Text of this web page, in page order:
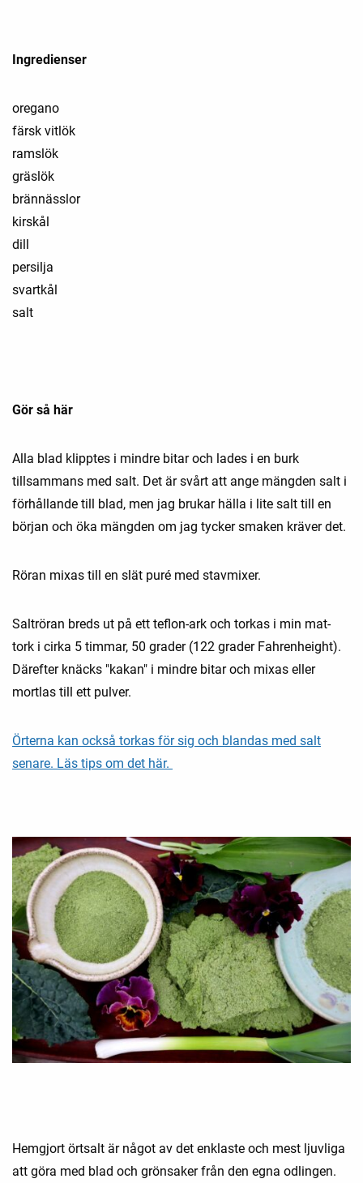
Ingredienser
oregano
färsk vitlök
ramslök
gräslök
brännässlor
kirskål
dill
persilja
svartkål
salt
Gör så här
Alla blad klipptes i mindre bitar och lades i en burk
tillsammans med salt. Det är svårt att ange mängden salt i
förhållande till blad, men jag brukar hälla i lite salt till en
början och öka mängden om jag tycker smaken kräver det.
Röran mixas till en slät puré med stavmixer.
Saltröran breds ut på ett teflon-ark och torkas i min mat-
tork i cirka 5 timmar, 50 grader (122 grader Fahrenheight).
Därefter knäcks "kakan" i mindre bitar och mixas eller
mortlas till ett pulver.
Örterna kan också torkas för sig och blandas med salt
senare. Läs tips om det här.
Hemgjort örtsalt är något av det enklaste och mest ljuvliga
att göra med blad och grönsaker från den egna odlingen.